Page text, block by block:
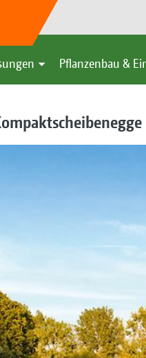
Pflanzenbau &